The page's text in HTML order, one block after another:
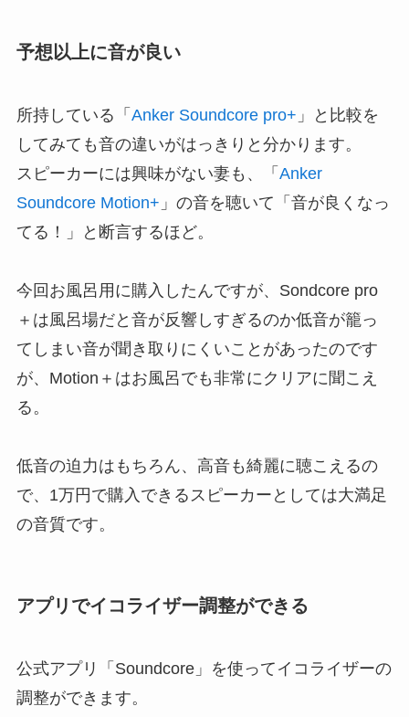
予想以上に音が良い
所持している「 Anker Soundcore pro+ 」と比較を
してみても音の違いがはっきりと分かります。
スピーカーには興味がない妻も、「 Anker
Soundcore Motion+ 」の音を聴いて「音が良くなっ
てる！」と断言するほど。
今回お風呂用に購入したんですが、Sondcore pro
＋は風呂場だと音が反響しすぎるのか低音が籠っ
てしまい音が聞き取りにくいことがあったのです
が、Motion＋はお風呂でも非常にクリアに聞こえ
る。
低音の迫力はもちろん、高音も綺麗に聴こえるの
で、1万円で購入できるスピーカーとしては大満足
の音質です。
アプリでイコライザー調整ができる
公式アプリ「Soundcore」を使ってイコライザーの
調整ができます。